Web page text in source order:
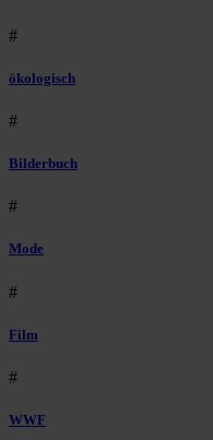
#
ökologisch
#
Bilderbuch
#
Mode
#
Film
#
WWF